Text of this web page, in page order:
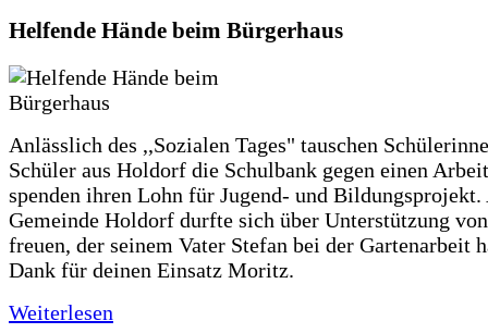
Helfende Hände beim Bürgerhaus
Anlässlich des ,,Sozialen Tages" tauschen
Schüler aus Holdorf die Schulbank gegen einen
spenden ihren Lohn für Jugend- und Bildungsprojekt.
Gemeinde Holdorf durfte sich über Unterstützung
freuen, der seinem Vater Stefan bei der Gartenarbeit
Dank für deinen Einsatz Moritz.
Weiterlesen